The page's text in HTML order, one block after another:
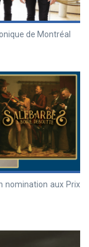
de Montréal
nomination aux Prix